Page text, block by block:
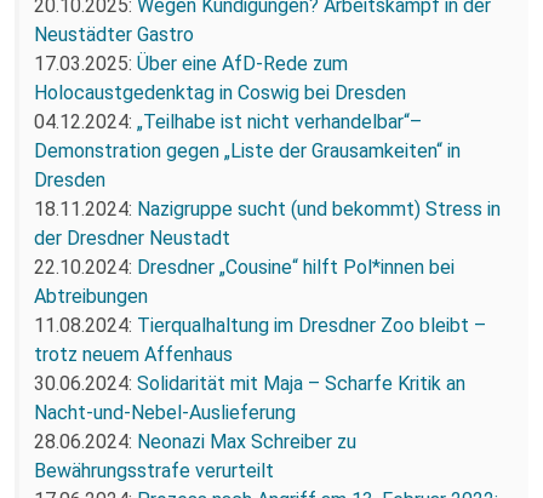
20.10.2025: Wegen Kündigungen? Arbeitskampf in der
Neustädter Gastro
17.03.2025: Über eine AfD-Rede zum
Holocaustgedenktag in Coswig bei Dresden
04.12.2024: „Teilhabe ist nicht verhandelbar“–
Demonstration gegen „Liste der Grausamkeiten“ in
Dresden
18.11.2024: Nazigruppe sucht (und bekommt) Stress in
der Dresdner Neustadt
22.10.2024: Dresdner „Cousine“ hilft Pol*innen bei
Abtreibungen
11.08.2024: Tierqualhaltung im Dresdner Zoo bleibt –
trotz neuem Affenhaus
30.06.2024: Solidarität mit Maja – Scharfe Kritik an
Nacht-und-Nebel-Auslieferung
28.06.2024: Neonazi Max Schreiber zu
Bewährungsstrafe verurteilt